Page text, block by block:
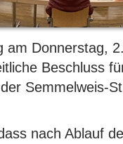
am Donnerstag,
Beschluss
Semmelweis-
nach Ablauf